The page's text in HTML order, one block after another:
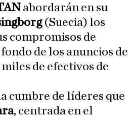
abordarán en su
(Suecia) los
compromisos de
de los anuncios de
de efectivos de
cumbre de líderes que
, centrada en el